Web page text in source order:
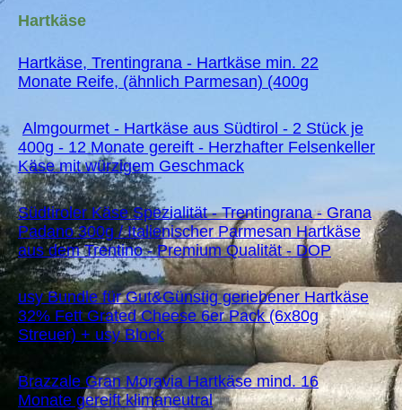
Hartkäse
Hartkäse, Trentingrana - Hartkäse min. 22
Monate Reife, (ähnlich Parmesan) (400g
Almgourmet - Hartkäse aus Südtirol - 2 Stück je
400g - 12 Monate gereift - Herzhafter Felsenkeller
Käse mit würzigem Geschmack
Südtiroler Käse Spezialität - Trentingrana - Grana
Padano 300g / Italienischer Parmesan Hartkäse
aus dem Trentino - Premium Qualität - DOP
usy Bundle für Gut&Günstig geriebener Hartkäse
32% Fett Grated Cheese 6er Pack (6x80g
Streuer) + usy Block
Brazzale Gran Moravia Hartkäse mind. 16
Monate gereift klimaneutral